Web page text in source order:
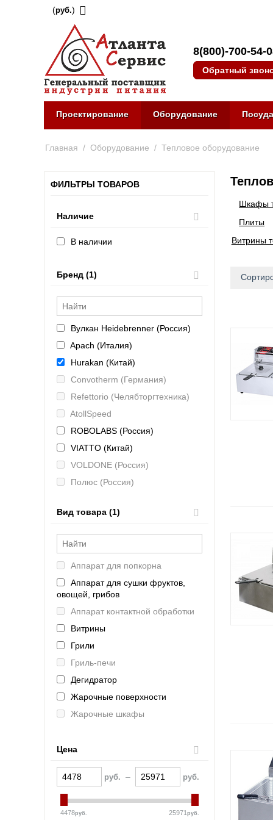
(руб.)
8(800)-700-54-
Обратный
Проектирование Оборудование Посуда
Главная / Оборудование / Тепловое оборудование
ФИЛЬТРЫ ТОВАРОВ
Наличие
В наличии
Бренд (1)
Вулкан Heidebrenner (Россия)
Apach (Италия)
Hurakan (Китай)
Convotherm (Германия)
Refettorio (Челябторгтехника)
AtollSpeed
ROBOLABS (Россия)
VIATTO (Китай)
VOLDONE (Россия)
Полюс (Россия)
KAYMAN (Россия)
KOBOR (Россия)
Rosso (Китай)
Tatra (Турция)
MKN (Германия)
Марихолодмаш (Россия)
Atesy (Россия)
Abat (Чувашторгтехника)
Vesta (Россия)
RETIGO (ЧЕхия)
Онега (Россия)
Smeg (Италия)
Челябторгтехника
KOCATEQ (Южная Корея)
ЦМИ
Вид товара (1)
Аппарат для попкорна
Аппарат для сушки фруктов,
овощей, грибов
Аппарат контактной обработки
Витрины
Грили
Гриль-печи
Дегидратор
Жарочные поверхности
Жарочные шкафы
Камень лавовый
Камера расстоечная
Кипятильники
Комплект пароварочный
Котлы пищеварочные
Цена
руб. – руб.
4478руб. 25971руб.
Шкафы
Плиты
Витрины